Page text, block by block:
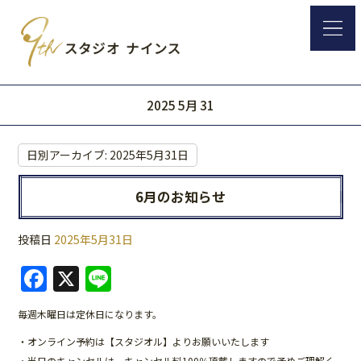
2025 5月 31
日別アーカイブ: 2025年5月31日
6月のお知らせ
投稿日 2025年5月31日
F
a
c
X
n
e
毎週木曜日は定休日になります。
・オンライン予約は【スタジオル】よりお願いいたします